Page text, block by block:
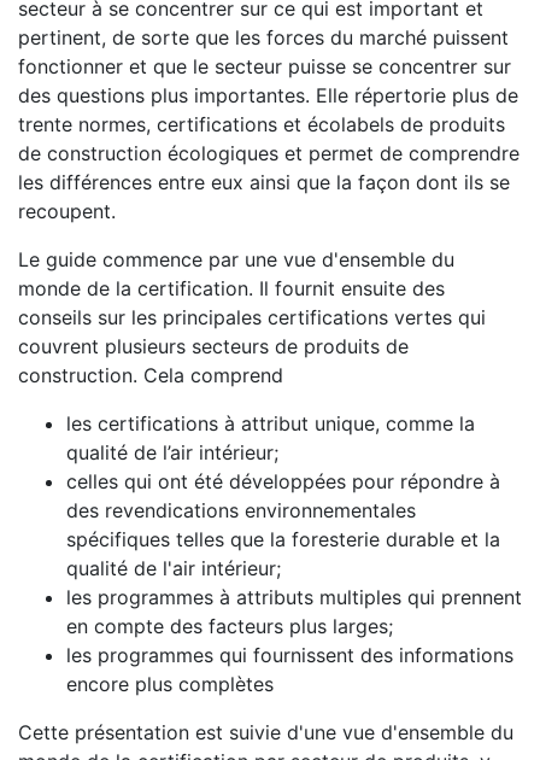
secteur à se concentrer sur ce qui est important et
pertinent, de sorte que les forces du marché puissent
fonctionner et que le secteur puisse se concentrer sur
des questions plus importantes. Elle répertorie plus de
trente normes, certifications et écolabels de produits
de construction écologiques et permet de comprendre
les différences entre eux ainsi que la façon dont ils se
recoupent.
Le guide commence par une vue d'ensemble du
monde de la certification. Il fournit ensuite des
conseils sur les principales certifications vertes qui
couvrent plusieurs secteurs de produits de
construction. Cela comprend
les certifications à attribut unique, comme la
qualité de l’air intérieur;
celles qui ont été développées pour répondre à
des revendications environnementales
spécifiques telles que la foresterie durable et la
qualité de l'air intérieur;
les programmes à attributs multiples qui prennent
en compte des facteurs plus larges;
les programmes qui fournissent des informations
encore plus complètes
Cette présentation est suivie d'une vue d'ensemble du